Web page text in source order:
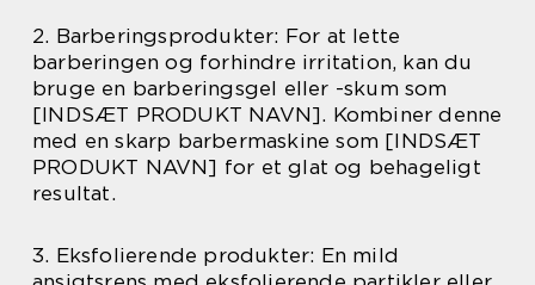
2. Barberingsprodukter: For at lette
barberingen og forhindre irritation, kan du
bruge en barberingsgel eller -skum som
[INDSÆT PRODUKT NAVN]. Kombiner denne
med en skarp barbermaskine som [INDSÆT
PRODUKT NAVN] for et glat og behageligt
resultat.
3. Eksfolierende produkter: En mild